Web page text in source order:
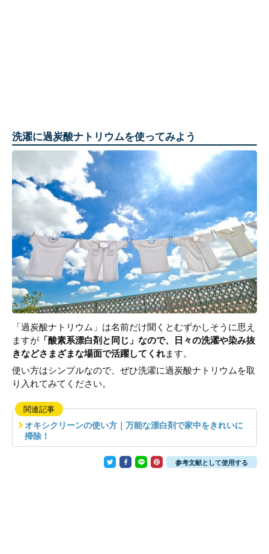
洗濯に過炭酸ナトリウムを使ってみよう
「過炭酸ナトリウム」は名前だけ聞くとむずかしそうに思え
ますが 「酸素系漂白剤と同じ」なので、日々の洗濯や染み抜
きなどさまざまな場面で活躍してくれます。
使い方はシンプルなので、ぜひ洗濯に過炭酸ナトリウムを取
り入れてみてください。
関連記事
オキシクリーンの使い方｜万能な漂白剤で家中をきれいに
掃除！
参考文献として使用する